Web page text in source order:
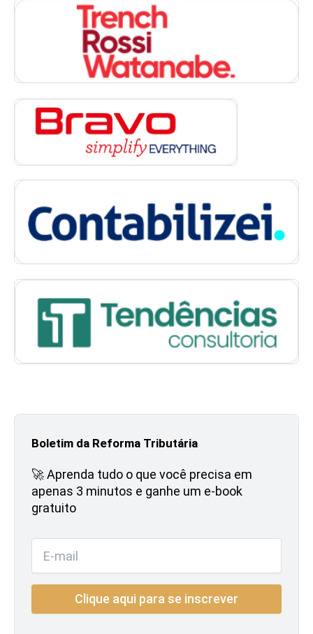
Boletim da Reforma Tributária
🚀 Aprenda tudo o que você precisa em
apenas 3 minutos e ganhe um e-book
gratuito